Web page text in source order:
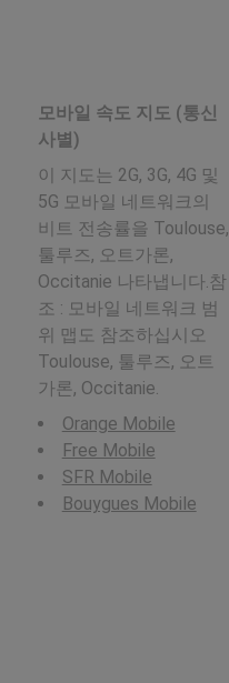
모바일 속도 지도 (통신
사별)
이 지도는 2G, 3G, 4G 및
5G 모바일 네트워크의
비트 전송률을 Toulouse,
툴루즈, 오트가론,
Occitanie 나타냅니다.참
조 : 모바일 네트워크 범
위 맵도 참조하십시오
Toulouse, 툴루즈, 오트
가론, Occitanie.
Orange Mobile
Free Mobile
SFR Mobile
Bouygues Mobile